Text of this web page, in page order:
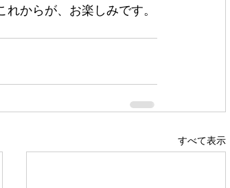
からが、お楽しみです。
すべて表示